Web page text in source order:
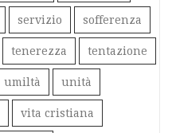
servizio sofferenza
tenerezza tentazione
umiltà unità
vita cristiana